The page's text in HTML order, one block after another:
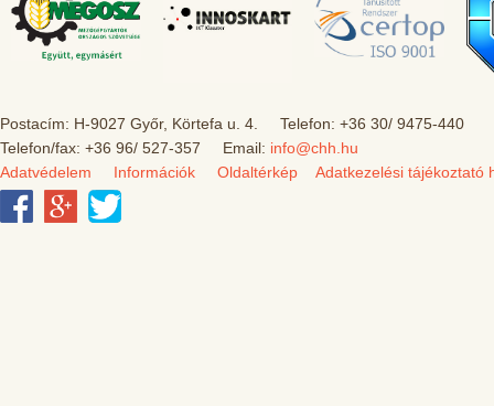
Postacím: H-9027 Győr, Körtefa u. 4. Telefon: +36 30/ 9475-440
Telefon/fax: +36 96/ 527-357 Email: info@chh.hu
Adatvédelem
Információk Oldaltérkép Adatkezelési tájékoztató